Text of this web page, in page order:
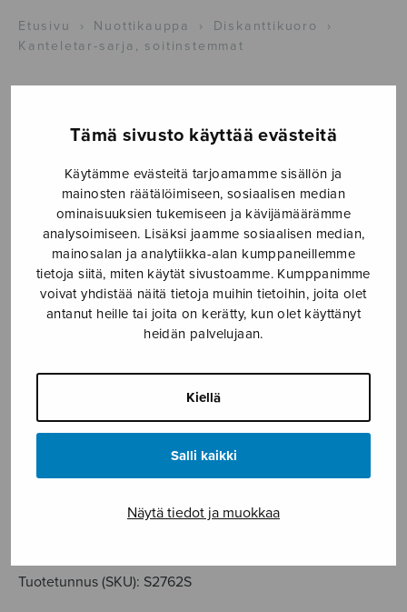
Tämä sivusto käyttää evästeitä
Käytämme evästeitä tarjoamamme sisällön ja
mainosten räätälöimiseen, sosiaalisen median
ominaisuuksien tukemiseen ja kävijämäärämme
analysoimiseen. Lisäksi jaamme sosiaalisen median,
mainosalan ja analytiikka-alan kumppaneillemme
tietoja siitä, miten käytät sivustoamme. Kumppanimme
voivat yhdistää näitä tietoja muihin tietoihin, joita olet
antanut heille tai joita on kerätty, kun olet käyttänyt
heidän palvelujaan.
Kiellä
Salli kaikki
Näytä tiedot ja muokkaa
Etusivu › Nuottikauppa › Diskanttikuoro
›
Kanteletar-sarja, soitinstemmat
Kanteletar-sarja,
soitinstemmat
Kulhua Kaisa
19,10€
Kanteletar-
LISÄÄ OSTOSKORIIN
Tuotetunnus (SKU): S2762S